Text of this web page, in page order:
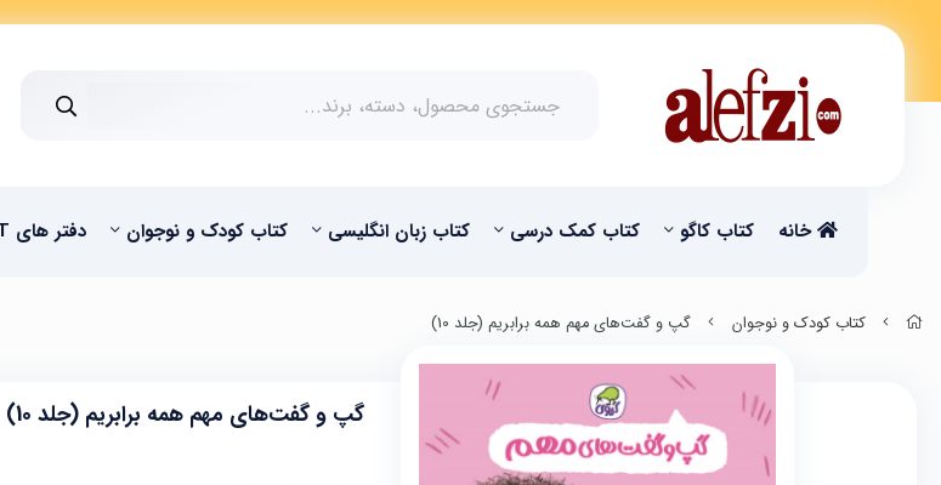
خانه کتاب کاگو کتاب‌‌ کمک درسی کتاب زبان انگلیسی کتاب کودک و نوجوان دفتر های DT
کتاب کودک و نوجوان گپ و گفت‌های مهم همه برابریم (جلد 10)
گپ و گفت‌های مهم همه برابریم (جلد 10)